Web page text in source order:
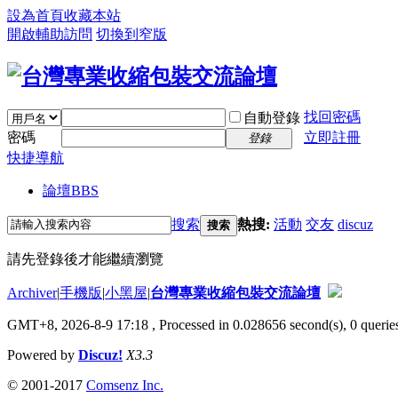
設為首頁收藏本站
開啟輔助訪問 切換到窄版
自動登錄 找回密碼
密碼
登錄
立即註冊
快捷導航
論壇BBS
搜索 搜索 熱搜: 活動 交友 discuz
請先登錄後才能繼續瀏覽
Archiver|手機版|小黑屋|台灣專業收縮包裝交流論壇
GMT+8, 2026-8-9 17:18 , Processed in 0.028656 second(s), 0
Powered by Discuz! X3.3
© 2001-2017 Comsenz Inc.